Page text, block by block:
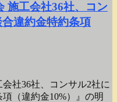
施工会社36社、コン
違約金特約条項
社36社、コンサル2社に
（違約金10%）』の明